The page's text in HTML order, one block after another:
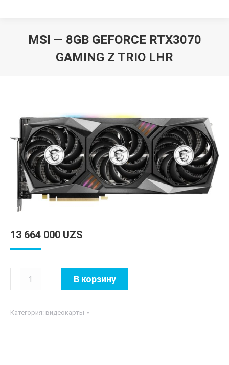
MSI — 8GB GEFORCE RTX3070
GAMING Z TRIO LHR
13 664 000 UZS
Количество
товара
-
В корзину
Категория: видеокарты